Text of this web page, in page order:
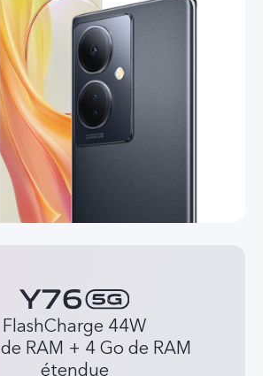
FlashCharge 44W
RAM + 4 Go de RAM
étendue